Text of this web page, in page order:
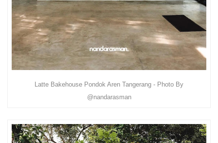
Latte Bakehouse Pondok Aren Tangerang - Photo By
@nandarasman